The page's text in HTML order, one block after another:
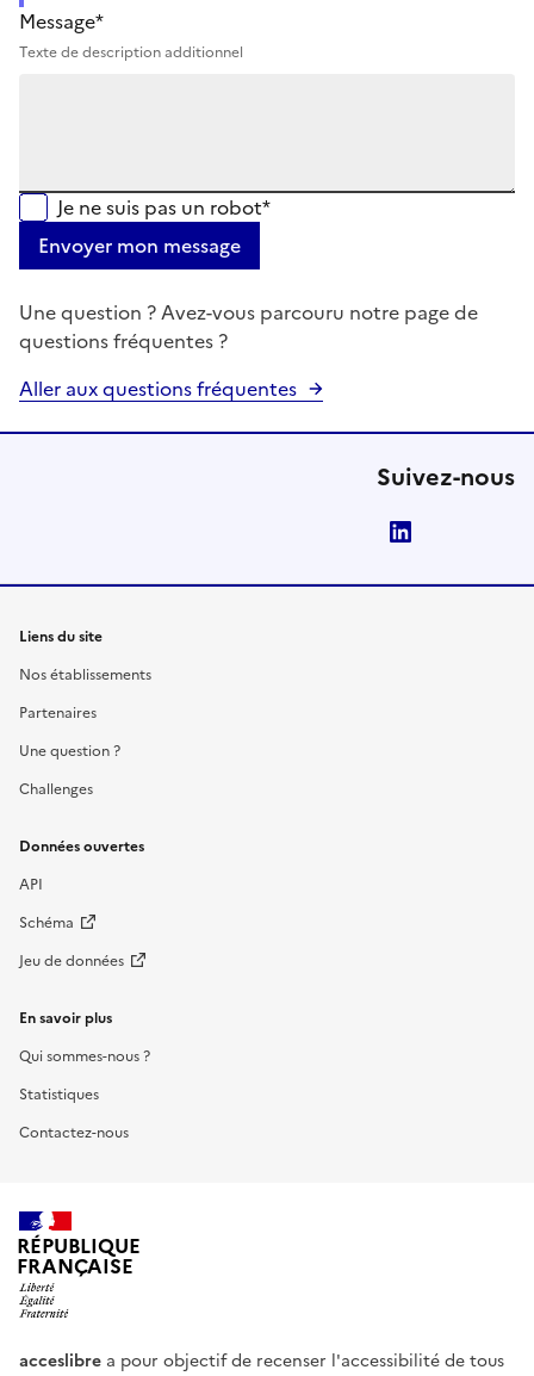
Message*
Texte de description additionnel
Je ne suis pas un robot*
Envoyer mon message
Une question ? Avez-vous parcouru notre page de
questions fréquentes ?
Aller aux questions fréquentes
Suivez-nous
Liens du site
Nos établissements
Partenaires
Une question ?
Challenges
Données ouvertes
API
Schéma
Jeu de données
En savoir plus
Qui sommes-nous ?
Statistiques
Contactez-nous
RÉPUBLIQUE
FRANÇAISE
acceslibre a pour objectif de recenser l'accessibilité de tous